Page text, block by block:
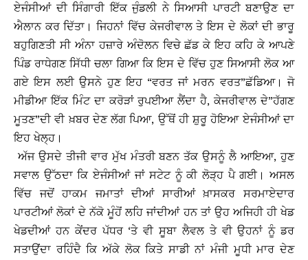
ਏਜੰਸੀਆਂ ਦੀ ਸਿੰਗਾਰੀ ਇੱਕ ਜੁੰਡਲੀ ਨੇ ਸਿਆਸੀ ਪਾਰਟੀ ਬਣਾਉਣ ਦਾ
ਐਲਾਨ ਕਰ ਦਿੱਤਾ। ਜਿਹਨਾਂ ਵਿੱਚ ਕੇਜਰੀਵਾਲ ਤੇ ਇਸ ਦੇ ਲੋਕਾਂ ਦੀ ਭਾਰੂ
ਬਹੁਗਿਣਤੀ ਸੀ ਅੰਨਾ ਹਜ਼ਾਰੇ ਅੰਦੋਲਨ ਵਿਚੇ ਛੱਡ ਕੇ ਇਹ ਕਹਿ ਕੇ ਆਪਣੇ
ਪਿੰਡ ਰਾਧੇਗਣ ਸਿੱਧੀ ਚਲਾ ਗਿਆ ਕਿ ਇਸ ਦੇ ਵਿੱਚ ਹੁਣ ਸਿਆਸੀ ਲੋਕ ਆ
ਗਏ ਇਸ ਲਈ ਉਸਨੇ ਹੁਣ ਇਹ “ਵਰਤ ਜਾਂ ਮਰਨ ਵਰਤ”ਛੱਡਿਆ। ਜੋ
ਮੀਡੀਆ ਇੱਕ ਮਿੰਟ ਦਾ ਕਰੋੜਾਂ ਰੁਪਈਆ ਲੈਂਦਾ ਹੈ, ਕੇਜਰੀਵਾਲ ਦੇ”ਹੱਗਣ
ਮੂਤਣ”ਦੀ ਵੀ ਖ਼ਬਰ ਦੇਣ ਲੱਗ ਪਿਆ, ਉੱਥੋਂ ਹੀ ਸ਼ੁਰੂ ਹੋਇਆ ਏਜੰਸੀਆਂ ਦਾ
ਇਹ ਖੇਲ੍ਹ।
ਅੱਜ ਉਸਦੇ ਤੀਜੀ ਵਾਰ ਮੁੱਖ ਮੰਤਰੀ ਬਣਨ ਤੱਕ ਉਸਨੂੰ ਲੈ ਆਇਆ, ਹੁਣ
ਸਵਾਲ ਉੱਠਦਾ ਕਿ ਏਜੰਸੀਆਂ ਜਾਂ ਸਟੇਟ ਨੂੰ ਕੀ ਲੋੜ੍ਹ ਪੈ ਗਈ। ਅਸਲ
ਵਿੱਚ ਜਦੋਂ ਹਾਕਮ ਜਮਾਤਾਂ ਦੀਆਂ ਸਾਰੀਆਂ ਖ਼ਾਸਕਰ ਸਰਮਾਏਦਾਰ
ਪਾਰਟੀਆਂ ਲੋਕਾਂ ਦੇ ਨੱਕੋ ਮੂੰਹੋਂ ਲਹਿ ਜਾਂਦੀਆਂ ਹਨ ਤਾਂ ਉਹ ਅਜਿਹੀ ਹੀ ਖੇਡ
ਖੇਡਦੀਆਂ ਹਨ ਕੇਂਦਰ ਪੱਧਰ ‘ਤੇ ਵੀ ਸੂਬਾ ਲੈਵਲ ਤੇ ਵੀ ਉਹਨਾਂ ਨੂੰ ਡਰ
ਸਤਾਉਂਦਾ ਰਹਿੰਦੈ ਕਿ ਅੱਕੇ ਲੋਕ ਕਿਤੇ ਸਾਡੀ ਨਾਂ ਮੰਜੀ ਮੂਧੀ ਮਾਰ ਦੇਣ